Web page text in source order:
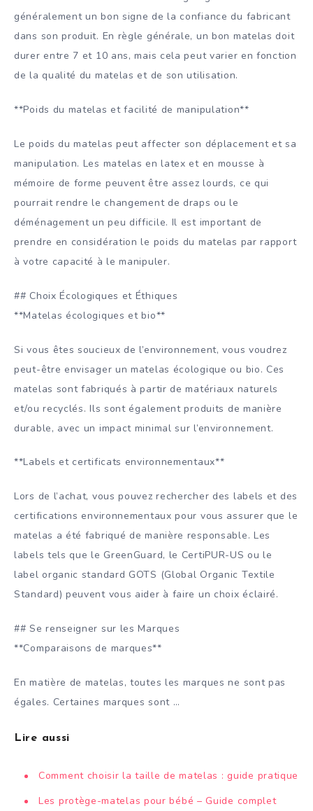
généralement un bon signe de la confiance du fabricant
dans son produit. En règle générale, un bon matelas doit
durer entre 7 et 10 ans, mais cela peut varier en fonction
de la qualité du matelas et de son utilisation.
**Poids du matelas et facilité de manipulation**
Le poids du matelas peut affecter son déplacement et sa
manipulation. Les matelas en latex et en mousse à
mémoire de forme peuvent être assez lourds, ce qui
pourrait rendre le changement de draps ou le
déménagement un peu difficile. Il est important de
prendre en considération le poids du matelas par rapport
à votre capacité à le manipuler.
## Choix Écologiques et Éthiques
**Matelas écologiques et bio**
Si vous êtes soucieux de l’environnement, vous voudrez
peut-être envisager un matelas écologique ou bio. Ces
matelas sont fabriqués à partir de matériaux naturels
et/ou recyclés. Ils sont également produits de manière
durable, avec un impact minimal sur l’environnement.
**Labels et certificats environnementaux**
Lors de l’achat, vous pouvez rechercher des labels et des
certifications environnementaux pour vous assurer que le
matelas a été fabriqué de manière responsable. Les
labels tels que le GreenGuard, le CertiPUR-US ou le
label organic standard GOTS (Global Organic Textile
Standard) peuvent vous aider à faire un choix éclairé.
## Se renseigner sur les Marques
**Comparaisons de marques**
En matière de matelas, toutes les marques ne sont pas
égales. Certaines marques sont …
Lire aussi
Comment choisir la taille de matelas : guide pratique
Les protège-matelas pour bébé – Guide complet